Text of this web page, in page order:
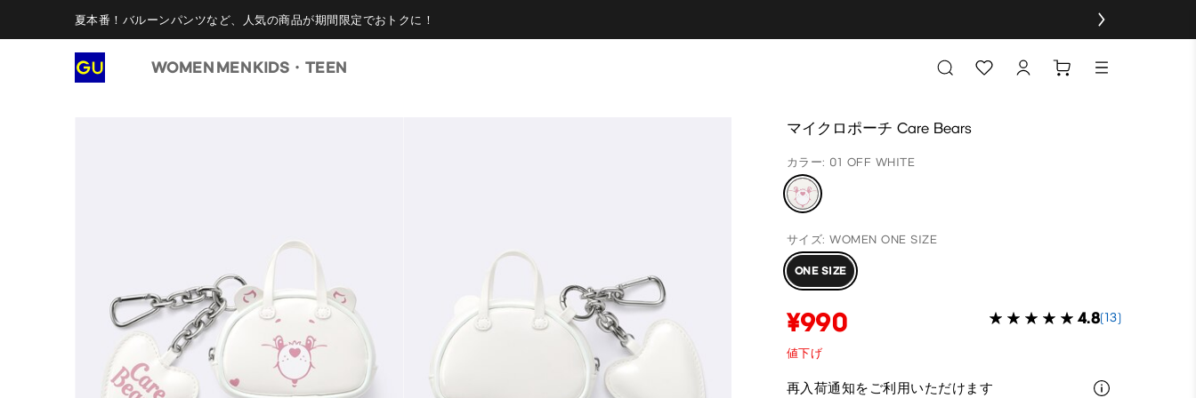
夏本番！バルーンパンツなど、人気の商品が期間限定でおトクに！
WOMEN MENKIDS・TEEN
マイクロポーチ Care Bears
カラー: 01 OFF WHITE
サイズ: WOMEN ONE SIZE
ONE SIZE
¥990 4.8(13)
値下げ
再入荷通知をご利用いただけます